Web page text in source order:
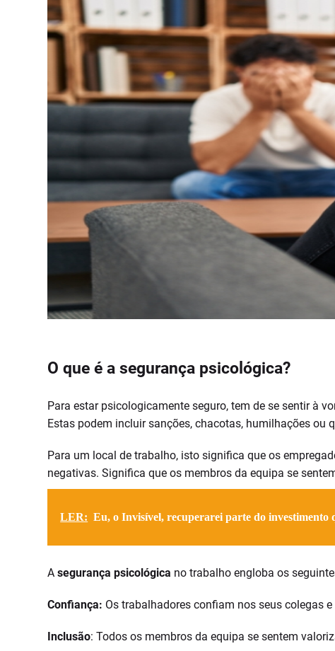
O que é a segurança psicológica?
Para estar psicologicamente seguro, tem de se sentir à
Estas podem incluir sanções, chacotas, humilhações ou
Para um local de trabalho, isto significa que os
negativas. Significa que os membros da equipa se
LER: Eu, o Invisível, recuperarei parte do investimento
Asegurança psicológica no trabalho engloba os
Confiança: Os trabalhadores confiam nos seus colegas
Inclusão: Todos os membros da equipa se sentem